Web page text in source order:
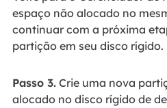
espaço não alocado no
continuar com a próxima
partição em seu disco rígido.
Passo 3.Crie uma nova
alocado no disco rígido de